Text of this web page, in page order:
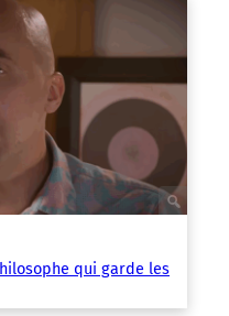
qui garde les